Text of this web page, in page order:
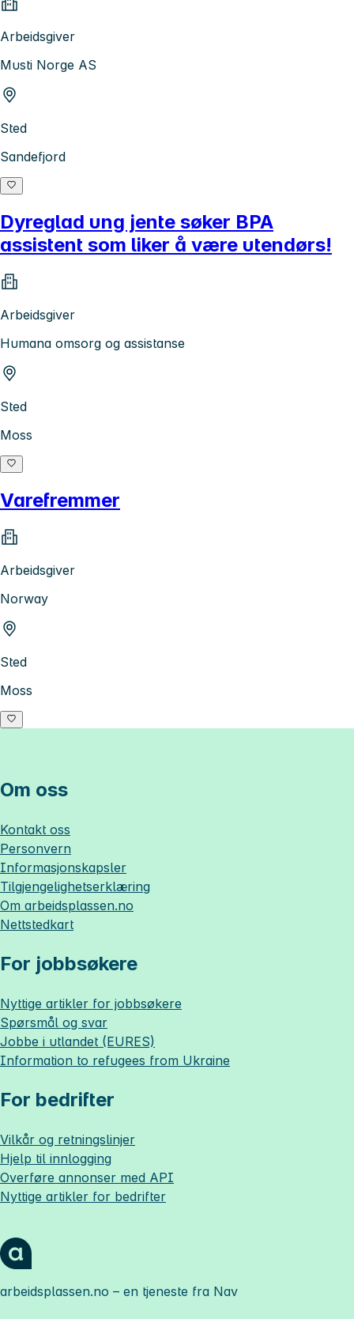
Arbeidsgiver
Musti Norge AS
Sted
Sandefjord
Dyreglad ung jente søker BPA
assistent som liker å være utendørs!
Arbeidsgiver
Humana omsorg og assistanse
Sted
Moss
Varefremmer
Arbeidsgiver
Norway
Sted
Moss
Om oss
Kontakt oss
Personvern
Informasjonskapsler
Tilgjengelighetserklæring
Om arbeidsplassen.no
Nettstedkart
For jobbsøkere
Nyttige artikler for jobbsøkere
Spørsmål og svar
Jobbe i utlandet (EURES)
Information to refugees from Ukraine
For bedrifter
Vilkår og retningslinjer
Hjelp til innlogging
Overføre annonser med API
Nyttige artikler for bedrifter
arbeidsplassen.no – en tjeneste fra Nav